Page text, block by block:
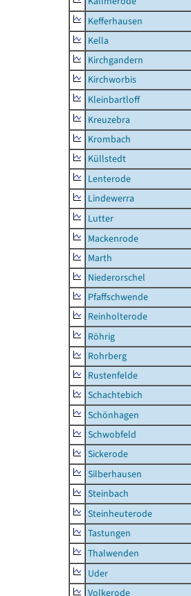
Kefferhausen
Kella
Kirchgandern
Kirchworbis
Kleinbartloff
Kreuzebra
Krombach
Küllstedt
Lenterode
Lindewerra
Lutter
Mackenrode
Marth
Niederorschel
Pfaffschwende
Reinholterode
Röhrig
Rohrberg
Rustenfelde
Schachtebich
Schönhagen
Schwobfeld
Sickerode
Silberhausen
Steinbach
Steinheuterode
Tastungen
Thalwenden
Uder
Volkerode